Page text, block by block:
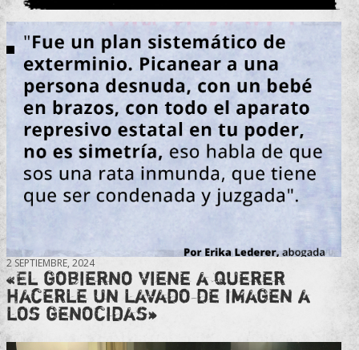
2 SEPTIEMBRE, 2024
«El gobierno viene a querer
hacerle un lavado de imagen a
los genocidas»